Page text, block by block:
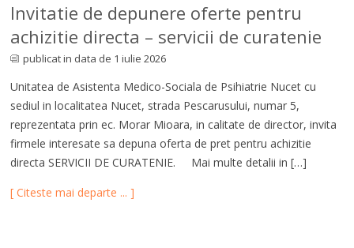
Invitatie de depunere oferte pentru
achizitie directa – servicii de curatenie
publicat in data de 1 iulie 2026
Unitatea de Asistenta Medico-Sociala de Psihiatrie Nucet cu
sediul in localitatea Nucet, strada Pescarusului, numar 5,
reprezentata prin ec. Morar Mioara, in calitate de director, invita
firmele interesate sa depuna oferta de pret pentru achizitie
directa SERVICII DE CURATENIE. Mai multe detalii in […]
[ Citeste mai departe ... ]